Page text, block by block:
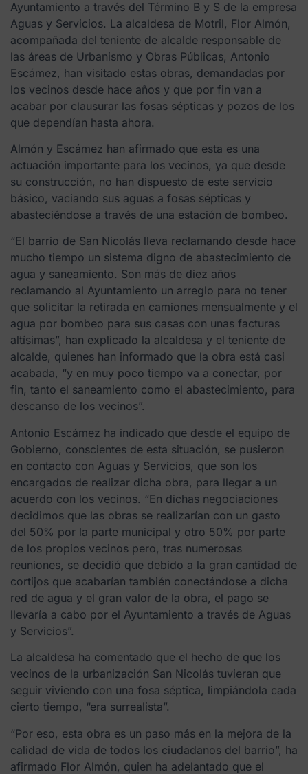
Ayuntamiento a través del Término B y S de la empresa
Aguas y Servicios. La alcaldesa de Motril, Flor Almón,
acompañada del teniente de alcalde responsable de
las áreas de Urbanismo y Obras Públicas, Antonio
Escámez, han visitado estas obras, demandadas por
los vecinos desde hace años y que por fin van a
acabar por clausurar las fosas sépticas y pozos de los
que dependían hasta ahora.
Almón y Escámez han afirmado que esta es una
actuación importante para los vecinos, ya que desde
su construcción, no han dispuesto de este servicio
básico, vaciando sus aguas a fosas sépticas y
abasteciéndose a través de una estación de bombeo.
“El barrio de San Nicolás lleva reclamando desde hace
mucho tiempo un sistema digno de abastecimiento de
agua y saneamiento. Son más de diez años
reclamando al Ayuntamiento un arreglo para no tener
que solicitar la retirada en camiones mensualmente y el
agua por bombeo para sus casas con unas facturas
altísimas”, han explicado la alcaldesa y el teniente de
alcalde, quienes han informado que la obra está casi
acabada, “y en muy poco tiempo va a conectar, por
fin, tanto el saneamiento como el abastecimiento, para
descanso de los vecinos”.
Antonio Escámez ha indicado que desde el equipo de
Gobierno, conscientes de esta situación, se pusieron
en contacto con Aguas y Servicios, que son los
encargados de realizar dicha obra, para llegar a un
acuerdo con los vecinos. “En dichas negociaciones
decidimos que las obras se realizarían con un gasto
del 50% por la parte municipal y otro 50% por parte
de los propios vecinos pero, tras numerosas
reuniones, se decidió que debido a la gran cantidad de
cortijos que acabarían también conectándose a dicha
red de agua y el gran valor de la obra, el pago se
llevaría a cabo por el Ayuntamiento a través de Aguas
y Servicios”.
La alcaldesa ha comentado que el hecho de que los
vecinos de la urbanización San Nicolás tuvieran que
seguir viviendo con una fosa séptica, limpiándola cada
cierto tiempo, “era surrealista”.
“Por eso, esta obra es un paso más en la mejora de la
calidad de vida de todos los ciudadanos del barrio”, ha
afirmado Flor Almón, quien ha adelantado que el